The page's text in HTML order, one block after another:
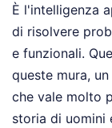
È l'intelligenza
di risolvere
e funzionali.
queste mura,
che vale molto
storia di uomini